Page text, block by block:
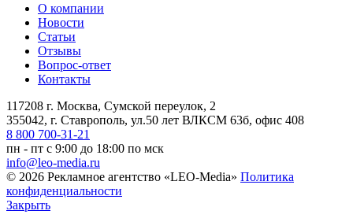
О компании
Новости
Статьи
Отзывы
Вопрос-ответ
Контакты
117208 г. Москва, Сумской переулок, 2
355042, г. Ставрополь, ул.50 лет ВЛКСМ 63б, офис 408
8 800 700-31-21
пн - пт с 9:00 до 18:00 по мск
info@leo-media.ru
© 2026 Рекламное агентство «LEO-Media» Политика
конфиденциальности
Закрыть